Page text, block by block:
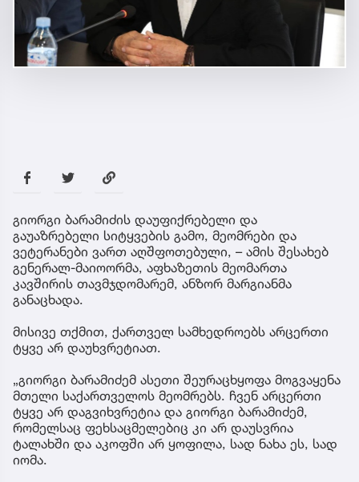
გიორგი ბარამიძის დაუფიქრებელი და
გაუაზრებელი სიტყვების გამო, მეომრები და
ვეტერანები ვართ აღშფოთებული, – ამის შესახებ
გენერალ-მაიოორმა, აფხაზეთის მეომართა
კავშირის თავმჯდომარემ, ანზორ მარგიანმა
განაცხადა.
მისივე თქმით, ქართველ სამხედროებს არცერთი
ტყვე არ დაუხვრეტიათ.
„გიორგი ბარამიძემ ასეთი შეურაცხყოფა მოგვაყენა
მთელი საქართველოს მეომრებს. ჩვენ არცერთი
ტყვე არ დაგვიხვრეტია და გიორგი ბარამიძემ,
რომელსაც ფეხსაცმელებიც კი არ დაუსვრია
ტალახში და აკოფში არ ყოფილა, სად ნახა ეს, სად
იომა.